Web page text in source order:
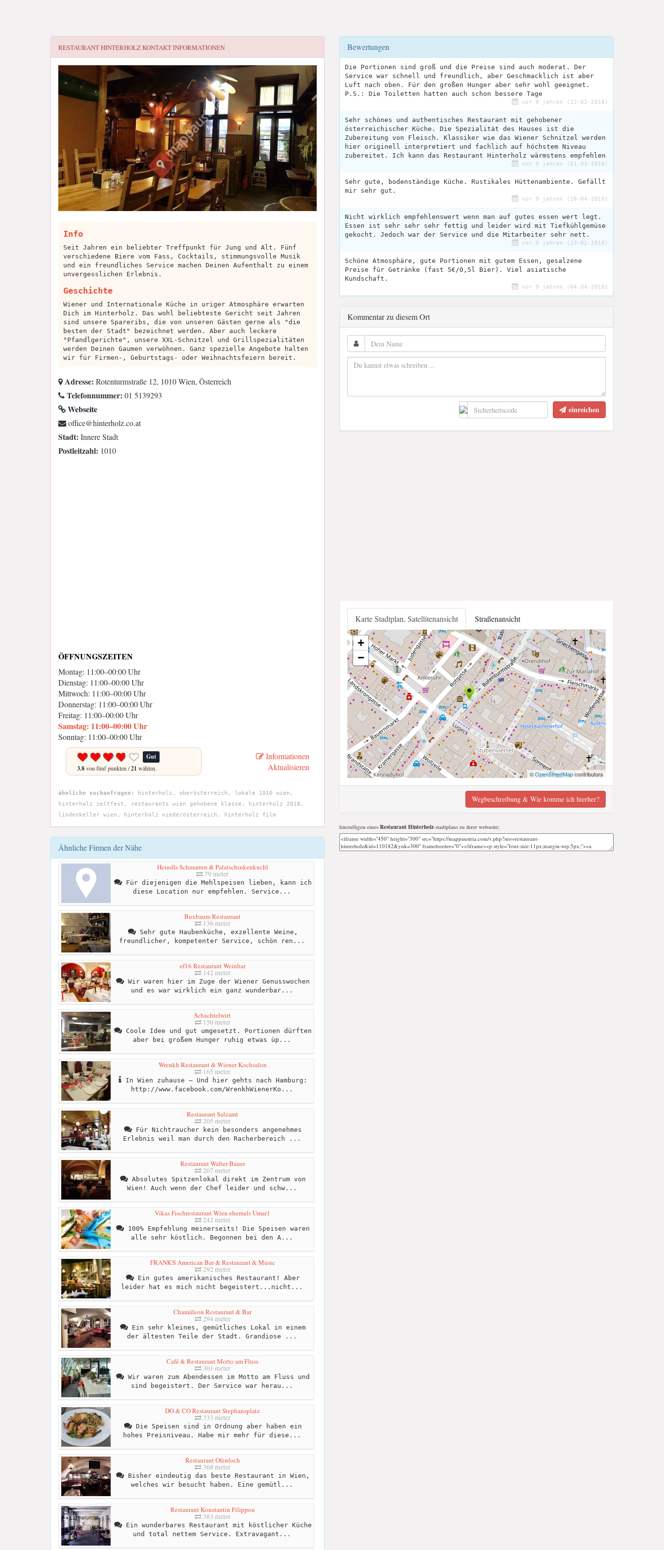
RESTAURANT HINTERHOLZKONTAKT INFORMATIONEN
Info
Seit Jahren ein beliebter Treffpunkt für Jung und Alt. Fünf
verschiedene Biere vom Fass, Cocktails, stimmungsvolle Musik
und ein freundliches Service machen Deinen Aufenthalt zu einem
unvergesslichen Erlebnis.
Geschichte
Wiener und Internationale Küche in uriger Atmosphäre erwarten
Dich im Hinterholz. Das wohl beliebteste Gericht seit Jahren
sind unsere Spareribs, die von unseren Gästen gerne als "die
besten der Stadt" bezeichnet werden. Aber auch leckere
"Pfandlgerichte", unsere XXL-Schnitzel und Grillspezialitäten
werden Deinen Gaumen verwöhnen. Ganz spezielle Angebote halten
wir für Firmen-, Geburtstags- oder Weihnachtsfeiern bereit.
Adresse: Rotenturmstraße 12, 1010 Wien, Österreich
Telefonnummer: 01 5139293
Webseite
ta.oc.zlohretnih@eciffo
Stadt: Innere Stadt
Postleitzahl: 1010
ÖFFNUNGSZEITEN
Montag: 11:00–00:00 Uhr
Dienstag: 11:00–00:00 Uhr
Mittwoch: 11:00–00:00 Uhr
Donnerstag: 11:00–00:00 Uhr
Freitag: 11:00–00:00 Uhr
Samstag: 11:00–00:00 Uhr
Sonntag: 11:00–00:00 Uhr
Gut
3.8von fünf punkten /21 wählen.
Informationen
Aktualisieren
ähnliche suchanfragen:
hinterholz, oberösterreich, lokale 1010 wien,
hinterholz zeltfest, restaurants wien gehobene klasse, hinterholz 2018,
lindenkeller wien, hinterholz niederösterreich, hinterholz film
Ähnliche Firmen der Nähe
Heindls Schmarren & Palatschinkenkuchl
79 meter
Für diejenigen die Mehlspeisen lieben, kann ich
diese Location nur empfehlen. Service...
Buxbaum Restaurant
136 meter
Sehr gute Haubenküche, exzellente Weine,
freundlicher, kompetenter Service, schön ren...
ef16 Restaurant Weinbar
142 meter
Wir waren hier im Zuge der Wiener Genusswochen
und es war wirklich ein ganz wunderbar...
Schachtelwirt
150 meter
Coole Idee und gut umgesetzt. Portionen dürften
aber bei großem Hunger ruhig etwas üp...
Wrenkh Restaurant & Wiener Kochsalon
165 meter
In Wien zuhause – Und hier gehts nach Hamburg:
http://www.facebook.com/WrenkhWienerKo...
Restaurant Salzamt
205 meter
Für Nichtraucher kein besonders angenehmes
Erlebnis weil man durch den Racherbereich ...
Restaurant Walter Bauer
207 meter
Absolutes Spitzenlokal direkt im Zentrum von
Wien! Auch wenn der Chef leider und schw...
Vikas Fischrestaurant Wien ehemals Umar1
242 meter
100% Empfehlung meinerseits! Die Speisen waren
alle sehr köstlich. Begonnen bei den A...
FRANK'S American Bar & Restaurant & Music
292 meter
Ein gutes amerikanisches Restaurant! Aber
leider hat es mich nicht begeistert...nicht...
Chamäleon Restaurant & Bar
294 meter
Ein sehr kleines, gemütliches Lokal in einem
der ältesten Teile der Stadt. Grandiose ...
Café & Restaurant Motto am Fluss
301 meter
Wir waren zum Abendessen im Motto am Fluss und
sind begeistert. Der Service war herau...
DO & CO Restaurant Stephansplatz
333 meter
Die Speisen sind in Ordnung aber haben ein
hohes Preisniveau. Habe mir mehr für diese...
Restaurant Ofenloch
368 meter
Bisher eindeutig das beste Restaurant in Wien,
welches wir besucht haben. Eine gemütl...
Restaurant Konstantin Filippou
383 meter
Ein wunderbares Restaurant mit köstlicher Küche
und total nettem Service. Extravagant...
Bewertungen
Die Portionen sind groß und die Preise sind auch moderat. Der
Service war schnell und freundlich, aber Geschmacklich ist aber
Luft nach oben. Für den großen Hunger aber sehr wohl geeignet.
P.S.: Die Toiletten hatten auch schon bessere Tage
vor 9 jahren (22-02-2018)
Sehr schönes und authentisches Restaurant mit gehobener
österreichischer Küche. Die Spezialität des Hauses ist die
Zubereitung von Fleisch. Klassiker wie das Wiener Schnitzel werden
hier originell interpretiert und fachlich auf höchstem Niveau
zubereitet. Ich kann das Restaurant Hinterholz wärmstens empfehlen
vor 9 jahren (01-03-2018)
Sehr gute, bodenständige Küche. Rustikales Hüttenambiente. Gefällt
mir sehr gut.
vor 9 jahren (18-04-2018)
Nicht wirklich empfehlenswert wenn man auf gutes essen wert legt.
Essen ist sehr sehr sehr fettig und leider wird mit Tiefkühlgemüse
gekocht. Jedoch war der Service und die Mitarbeiter sehr nett.
vor 9 jahren (23-02-2018)
Schöne Atmosphäre, gute Portionen mit gutem Essen, gesalzene
Preise für Getränke (fast 5€/0,5l Bier). Viel asiatische
Kundschaft.
vor 9 jahren (04-04-2018)
Kommentar zu diesem Ort
einreichen
Karte Stadtplan, Satellitenansicht Straßenansicht
+
−
©OpenStreetMapcontributors
Wegbeschreibung & Wie komme ich hierher?
hinzufügen eines Restaurant Hinterholz-stadtplans zu ihrer webseite;